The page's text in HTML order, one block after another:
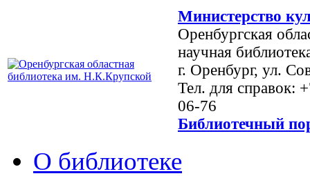
Министерство
Оренбургская
научная
г. Оренбург, ул.
Тел. для справок:
06-76
Библиотечный
О библиотеке